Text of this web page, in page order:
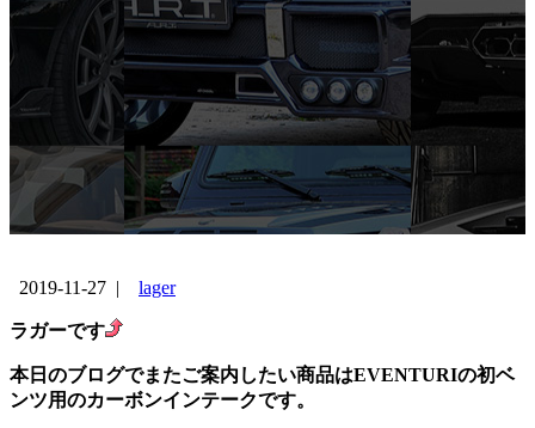
2019-11-27 | lager
ラガーです
本日のブログでまたご案内したい商品はEVENTURIの初ベ
ンツ用のカーボンインテークです。